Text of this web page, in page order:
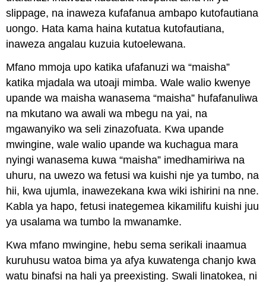
slippage, na inaweza kufafanua ambapo kutofautiana
uongo. Hata kama haina kutatua kutofautiana,
inaweza angalau kuzuia kutoelewana.
Mfano mmoja upo katika ufafanuzi wa “maisha”
katika mjadala wa utoaji mimba. Wale walio kwenye
upande wa maisha wanasema “maisha” hufafanuliwa
na mkutano wa awali wa mbegu na yai, na
mgawanyiko wa seli zinazofuata. Kwa upande
mwingine, wale walio upande wa kuchagua mara
nyingi wanasema kuwa “maisha” imedhamiriwa na
uhuru, na uwezo wa fetusi wa kuishi nje ya tumbo, na
hii, kwa ujumla, inawezekana kwa wiki ishirini na nne.
Kabla ya hapo, fetusi inategemea kikamilifu kuishi juu
ya usalama wa tumbo la mwanamke.
Kwa mfano mwingine, hebu sema serikali inaamua
kuruhusu watoa bima ya afya kuwatenga chanjo kwa
watu binafsi na hali ya preexisting. Swali linatokea, ni